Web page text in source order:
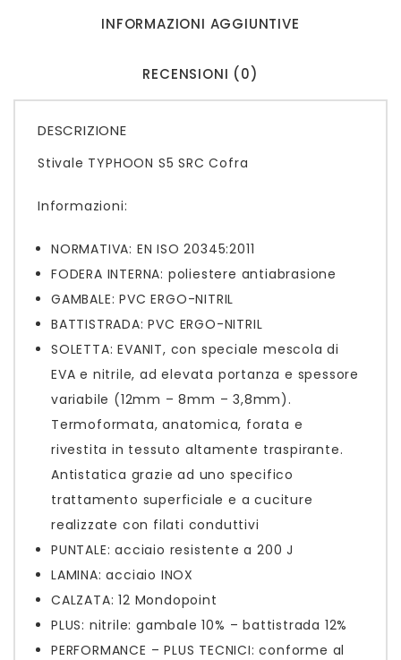
INFORMAZIONI AGGIUNTIVE
RECENSIONI (0)
DESCRIZIONE
Stivale TYPHOON S5 SRC Cofra
Informazioni:
NORMATIVA: EN ISO 20345:2011
FODERA INTERNA: poliestere antiabrasione
GAMBALE: PVC ERGO-NITRIL
BATTISTRADA: PVC ERGO-NITRIL
SOLETTA: EVANIT, con speciale mescola di
EVA e nitrile, ad elevata portanza e spessore
variabile (12mm – 8mm – 3,8mm).
Termoformata, anatomica, forata e
rivestita in tessuto altamente traspirante.
Antistatica grazie ad uno specifico
trattamento superficiale e a cuciture
realizzate con filati conduttivi
PUNTALE: acciaio resistente a 200 J
LAMINA: acciaio INOX
CALZATA: 12 Mondopoint
PLUS: nitrile: gambale 10% – battistrada 12%
PERFORMANCE – PLUS TECNICI: conforme al